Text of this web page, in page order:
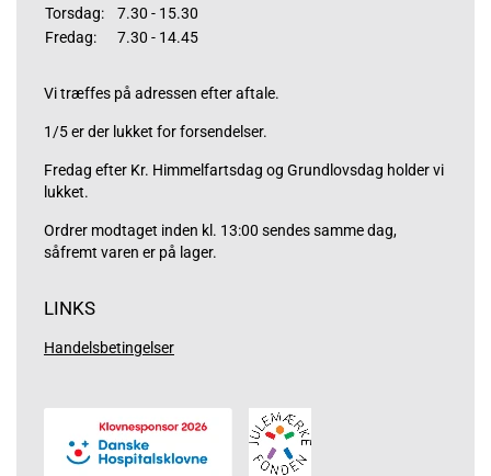
Torsdag:
7.30 - 15.30
Fredag:
7.30 - 14.45
Vi træffes på adressen efter aftale.
1/5 er der lukket for forsendelser.
Fredag efter Kr. Himmelfartsdag og Grundlovsdag holder vi
lukket.
Ordrer modtaget inden kl. 13:00 sendes samme dag,
såfremt varen er på lager.
LINKS
Handelsbetingelser